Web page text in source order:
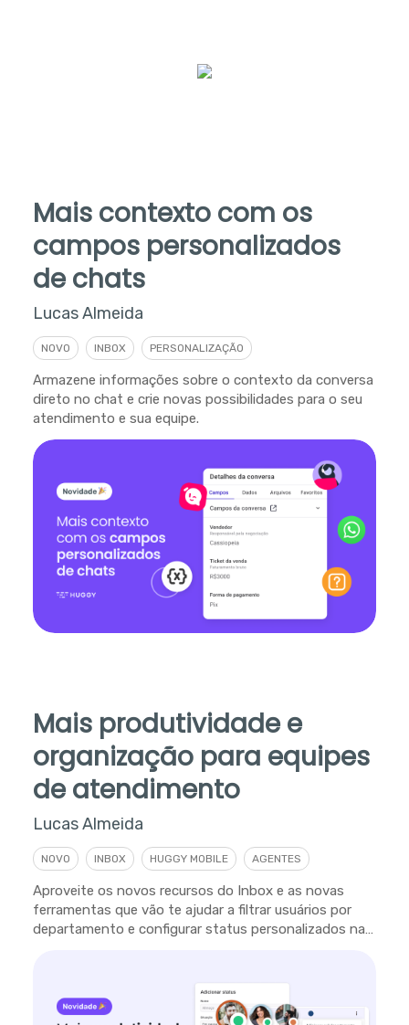
Mais contexto com os
campos personalizados
de chats
Lucas Almeida
NOVO INBOX PERSONALIZAÇÃO
Armazene informações sobre o contexto da conversa
direto no chat e crie novas possibilidades para o seu
atendimento e sua equipe.
Mais produtividade e
organização para equipes
de atendimento
Lucas Almeida
NOVO INBOX HUGGY MOBILE AGENTES
Aproveite os novos recursos do Inbox e as novas
ferramentas que vão te ajudar a filtrar usuários por
departamento e configurar status personalizados na